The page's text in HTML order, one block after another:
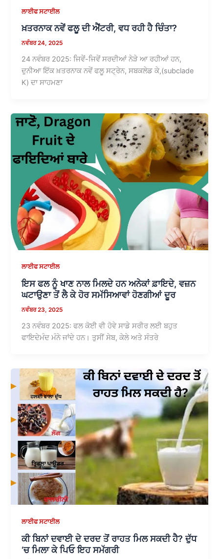
ਲਾਈਫ ਸਟਾਈਲ
ਖ਼ਤਰਨਾਕ ਨਵੇਂ ਫਲੂ ਦੀ ਐਂਟਰੀ, ਵਧ ਰਹੀ ਹੈ ਚਿੰਤਾ?
ਨਵੰਬਰ 24, 2025
24 ਨਵੰਬਰ 2025: ਜਿਵੇਂ-ਜਿਵੇਂ ਸਰਦੀਆਂ ਨੇੜੇ ਆ ਰਹੀਆਂ ਹਨ,
ਦੁਨੀਆ ਇੱਕ ਖ਼ਤਰਨਾਕ ਨਵੇਂ ਫਲੂ ਸਟ੍ਰੇਨ, ਸਬਕਲੇਡ ਕੇ,(subclade
K) ਦਾ ਸਾਹਮਣਾ
ਲਾਈਫ ਸਟਾਈਲ
ਇਸ ਫਲ ਨੂੰ ਖਾਣ ਨਾਲ ਮਿਲਦੇ ਹਨ ਅਨੇਕਾਂ ਫ਼ਾਇਦੇ, ਵਜ਼ਨ
ਘਟਾਉਣਾ ਤੋਂ ਲੈ ਕੇ ਹੋਰ ਸਮੱਸਿਆਵਾਂ ਹੋਣਗੀਆਂ ਦੂਰ
ਨਵੰਬਰ 23, 2025
23 ਨਵੰਬਰ 2025: ਫਲ ਕੋਈ ਵੀ ਹੋਵੇ ਸਾਡੇ ਸਰੀਰ ਲਈ ਬਹੁਤ
ਫਾਇਦੇਮੰਦ ਮੰਨੇ ਜਾਂਦੇ ਹਨ। ਤੁਸੀਂ ਸੇਬ, ਕੇਲੇ ਅਤੇ ਸੰਤਰੇ
ਲਾਈਫ ਸਟਾਈਲ
ਕੀ ਬਿਨਾਂ ਦਵਾਈ ਦੇ ਦਰਦ ਤੋਂ ਰਾਹਤ ਮਿਲ ਸਕਦੀ ਹੈ? ਦੁੱਧ
‘ਚ ਮਿਲਾ ਕੇ ਪਿਓ ਇਹ ਸਮੱਗਰੀ